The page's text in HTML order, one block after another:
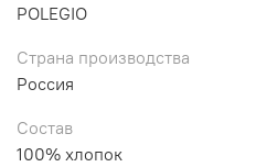
POLEGIO
Страна производства
Россия
Состав
100% хлопок